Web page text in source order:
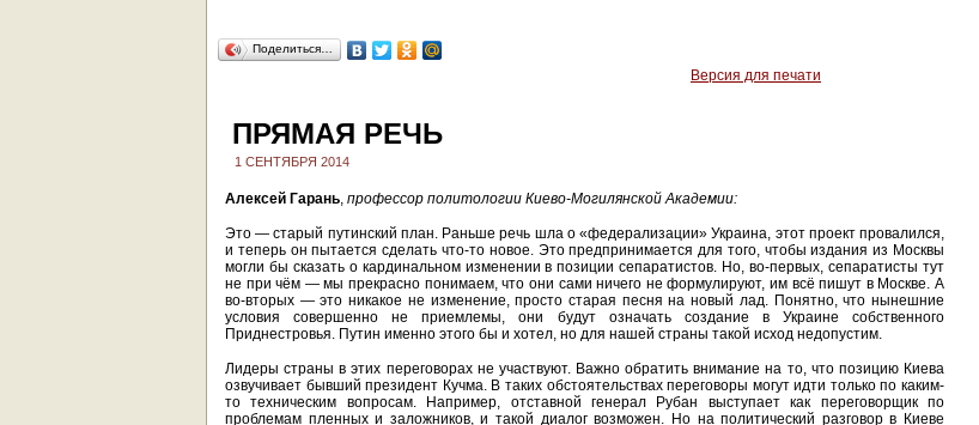
Поделиться…
Версия для печати
ПРЯМАЯ РЕЧЬ
1 СЕНТЯБРЯ 2014
Алексей Гарань, профессор политологии Киево-Могилянской Академии:
Это — старый путинский план. Раньше речь шла о «федерализации» Украина, этот проект провалился,
и теперь он пытается сделать что-то новое. Это предпринимается для того, чтобы издания из Москвы
могли бы сказать о кардинальном изменении в позиции сепаратистов. Но, во-первых, сепаратисты тут
не при чём — мы прекрасно понимаем, что они сами ничего не формулируют, им всё пишут в Москве. А
во-вторых — это никакое не изменение, просто старая песня на новый лад. Понятно, что нынешние
условия совершенно не приемлемы, они будут означать создание в Украине собственного
Приднестровья. Путин именно этого бы и хотел, но для нашей страны такой исход недопустим.
Лидеры страны в этих переговорах не участвуют. Важно обратить внимание на то, что позицию Киева
озвучивает бывший президент Кучма. В таких обстоятельствах переговоры могут идти только по каким-
то техническим вопросам. Например, отставной генерал Рубан выступает как переговорщик по
проблемам пленных и заложников, и такой диалог возможен. Но на политический разговор в Киеве